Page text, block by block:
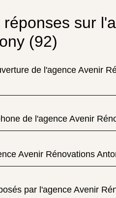
sur
(92)
de l'agence Avenir
de l'agence Avenir
Avenir Rénovations
par l'agence Avenir